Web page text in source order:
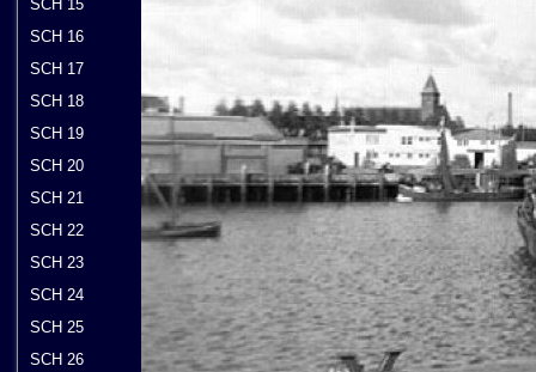
SCH 15
SCH 16
SCH 17
SCH 18
SCH 19
SCH 20
SCH 21
SCH 22
SCH 23
SCH 24
SCH 25
SCH 26